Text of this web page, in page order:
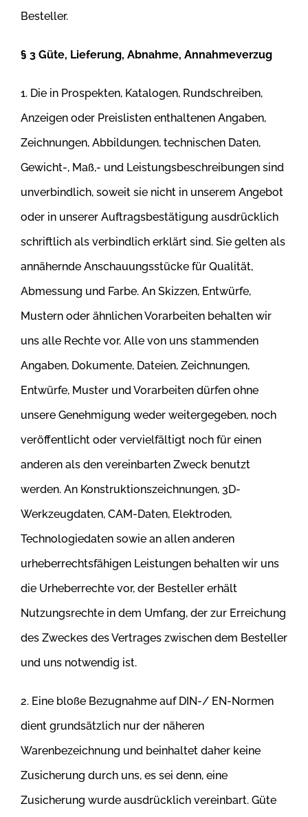
Besteller.
§ 3 Güte, Lieferung, Abnahme, Annahmeverzug
1. Die in Prospekten, Katalogen, Rundschreiben,
Anzeigen oder Preislisten enthaltenen Angaben,
Zeichnungen, Abbildungen, technischen Daten,
Gewicht-, Maß,- und Leistungsbeschreibungen sind
unverbindlich, soweit sie nicht in unserem Angebot
oder in unserer Auftragsbestätigung ausdrücklich
schriftlich als verbindlich erklärt sind. Sie gelten als
annähernde Anschauungsstücke für Qualität,
Abmessung und Farbe. An Skizzen, Entwürfe,
Mustern oder ähnlichen Vorarbeiten behalten wir
uns alle Rechte vor. Alle von uns stammenden
Angaben, Dokumente, Dateien, Zeichnungen,
Entwürfe, Muster und Vorarbeiten dürfen ohne
unsere Genehmigung weder weitergegeben, noch
veröffentlicht oder vervielfältigt noch für einen
anderen als den vereinbarten Zweck benutzt
werden. An Konstruktionszeichnungen, 3D-
Werkzeugdaten, CAM-Daten, Elektroden,
Technologiedaten sowie an allen anderen
urheberrechtsfähigen Leistungen behalten wir uns
die Urheberrechte vor, der Besteller erhält
Nutzungsrechte in dem Umfang, der zur Erreichung
des Zweckes des Vertrages zwischen dem Besteller
und uns notwendig ist.
2. Eine bloße Bezugnahme auf DIN-/ EN-Normen
dient grundsätzlich nur der näheren
Warenbezeichnung und beinhaltet daher keine
Zusicherung durch uns, es sei denn, eine
Zusicherung wurde ausdrücklich vereinbart. Güte